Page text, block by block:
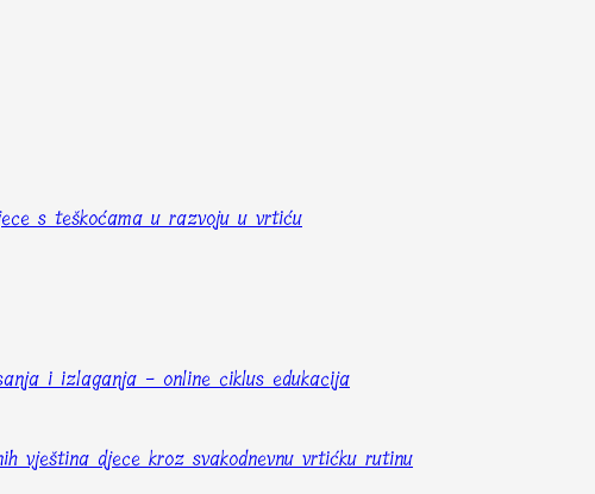
s teškoćama u razvoju u vrtiću
i izlaganja - online ciklus edukacija
vještina djece kroz svakodnevnu vrtićku rutinu